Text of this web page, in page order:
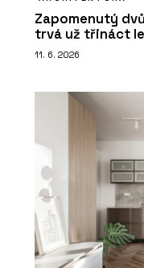
Zapomenutý
trvá už třináct
11. 6. 2026